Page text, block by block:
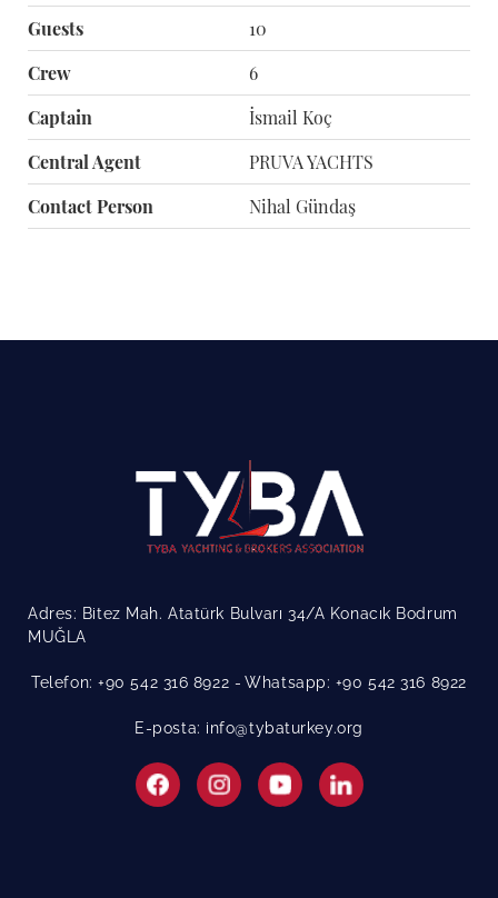
Guests
10
Crew
6
Captain
İsmail Koç
Central Agent
PRUVA YACHTS
Contact Person
Nihal Gündaş
Adres: Bitez Mah. Atatürk Bulvarı 34/A Konacık Bodrum
MUĞLA
Telefon: +90 542 316 8922 Whatsapp: +90 542 316 8922
E-posta: info@tybaturkey.org